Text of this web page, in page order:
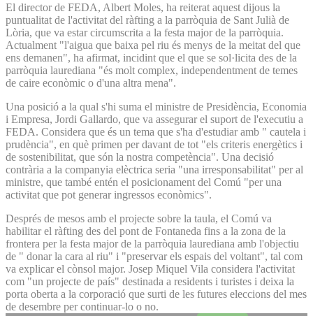
El director de FEDA, Albert Moles, ha reiterat aquest dijous la
puntualitat de l'activitat del ràfting a la parròquia de Sant Julià de
Lòria, que va estar circumscrita a la festa major de la parròquia.
Actualment "l'aigua que baixa pel riu és menys de la meitat del que
ens demanen", ha afirmat, incidint que el que se sol·licita des de la
parròquia laurediana "és molt complex, independentment de temes
de caire econòmic o d'una altra mena".
Una posició a la qual s'hi suma el ministre de Presidència, Economia
i Empresa, Jordi Gallardo, que va assegurar el suport de l'executiu a
FEDA. Considera que és un tema que s'ha d'estudiar amb " cautela i
prudència", en què primen per davant de tot "els criteris energètics i
de sostenibilitat, que són la nostra competència". Una decisió
contrària a la companyia elèctrica seria "una irresponsabilitat" per al
ministre, que també entén el posicionament del Comú "per una
activitat que pot generar ingressos econòmics".
Després de mesos amb el projecte sobre la taula, el Comú va
habilitar el ràfting des del pont de Fontaneda fins a la zona de la
frontera per la festa major de la parròquia laurediana amb l'objectiu
de " donar la cara al riu" i "preservar els espais del voltant", tal com
va explicar el cònsol major. Josep Miquel Vila considera l'activitat
com "un projecte de país" destinada a residents i turistes i deixa la
porta oberta a la corporació que surti de les futures eleccions del mes
de desembre per continuar-lo o no.